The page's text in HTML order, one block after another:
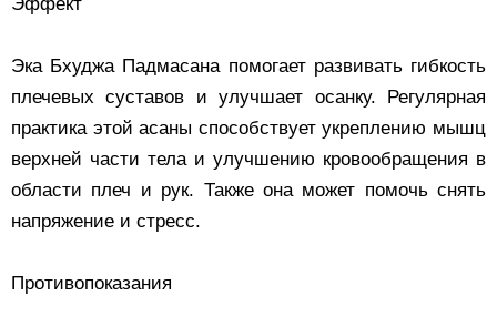
Эка Бхуджа Падмасана помогает развивать гибкость
плечевых суставов и улучшает осанку. Регулярная
практика этой асаны способствует укреплению мышц
верхней части тела и улучшению кровообращения в
области плеч и рук. Также она может помочь снять
напряжение и стресс.
Противопоказания